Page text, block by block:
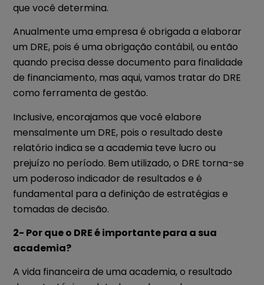
que você determina.
Anualmente uma empresa é obrigada a elaborar
um DRE, pois é uma obrigação contábil, ou então
quando precisa desse documento para finalidade
de financiamento, mas aqui, vamos tratar do DRE
como ferramenta de gestão.
Inclusive, encorajamos que você elabore
mensalmente um DRE, pois o resultado deste
relatório indica se a academia teve lucro ou
prejuízo no período. Bem utilizado, o DRE torna-se
um poderoso indicador de resultados e é
fundamental para a definição de estratégias e
tomadas de decisão.
2- Por que o DRE é importante para a sua
academia?
A vida financeira de uma academia, o resultado